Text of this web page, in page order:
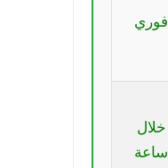
فوري
خلال
ساعة